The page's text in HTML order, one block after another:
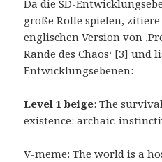
Da die SD-
große Rolle spielen,
englischen Version von
Rande des Chaos‘ [3] und
Entwicklungsebenen:
Level 1 beige: The
existence: archaic-
V-meme: The world is a